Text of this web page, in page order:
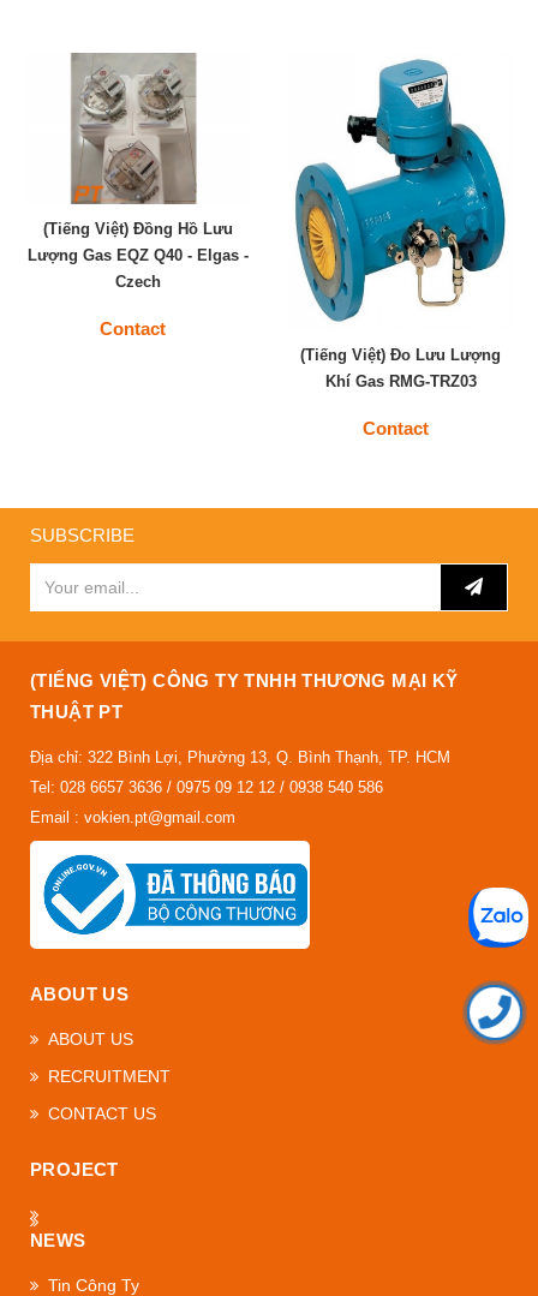
(Tiếng Việt) Đồng Hồ Lưu
Lượng Gas EQZ Q40 - Elgas -
Czech
Contact
(Tiếng Việt) Đo Lưu Lượng
Khí Gas RMG-TRZ03
Contact
SUBSCRIBE
(TIẾNG VIỆT) CÔNG TY TNHH THƯƠNG MẠI KỸ
THUẬT PT
Địa chỉ: 322 Bình Lợi, Phường 13, Q. Bình Thạnh, TP. HCM
Tel: 028 6657 3636 / 0975 09 12 12 / 0938 540 586
Email : vokien.pt@gmail.com
ABOUT US
ABOUT US
RECRUITMENT
CONTACT US
PROJECT
NEWS
Tin Công Ty